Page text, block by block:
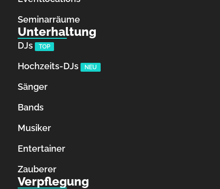
Seminarräume
Unterhaltung
DJs TOP
Hochzeits-DJs NEU
Sänger
Bands
Musiker
Entertainer
Zauberer
Verpflegung